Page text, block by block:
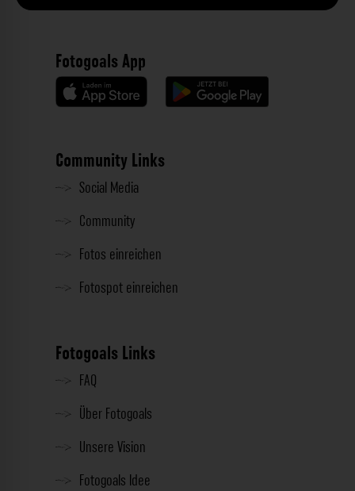
Fotogoals App
Community Links
Social Media
Community
Fotos einreichen
Fotospot einreichen
Fotogoals Links
FAQ
Über Fotogoals
Unsere Vision
Fotogoals Idee